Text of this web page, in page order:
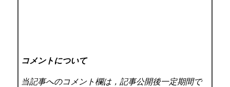
コメントについて
当記事へのコメント欄は，記事公開後一定期間で